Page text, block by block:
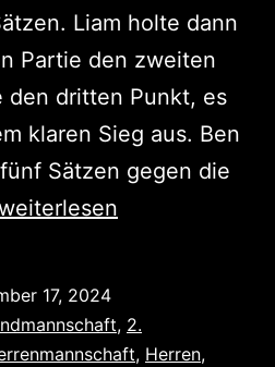
Liam holte dann
Partie den zweiten
den dritten Punkt, es
klaren Sieg aus. Ben
Sätzen gegen die
17, 2024
, 2.
, Herren,